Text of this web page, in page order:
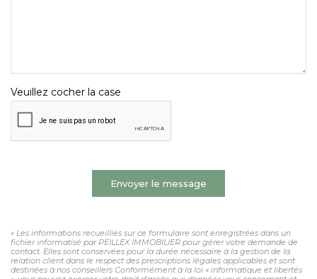
Veuillez cocher la case
Envoyer le message
« Les informations recueillies sur ce formulaire sont enregistrées dans un
fichier informatisé par PEILLEX IMMOBILIER pour gérer votre demande de
contact. Elles sont conservées pour la durée nécessaire à la gestion de la
relation client dans le respect des prescriptions légales applicables et sont
destinées à nos conseillers Conformément à la loi « informatique et libertés